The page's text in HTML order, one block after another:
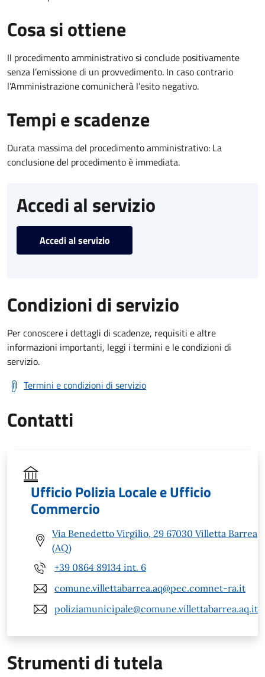
Cosa si ottiene
Il procedimento amministrativo si conclude positivamente
senza l’emissione di un provvedimento. In caso contrario
l’Amministrazione comunicherà l’esito negativo.
Tempi e scadenze
Durata massima del procedimento amministrativo: La
conclusione del procedimento è immediata.
Accedi al servizio
Accedi al servizio
Condizioni di servizio
Per conoscere i dettagli di scadenze, requisiti e altre
informazioni importanti, leggi i termini e le condizioni di
servizio.
Termini e condizioni di servizio
Contatti
Ufficio Polizia Locale e Ufficio
Commercio
Via Benedetto Virgilio, 29 67030 Villetta Barrea
(AQ)
+39 0864 89134 int. 6
comune.villettabarrea.aq@pec.comnet-ra.it
poliziamunicipale@comune.villettabarrea.aq.it
Strumenti di tutela